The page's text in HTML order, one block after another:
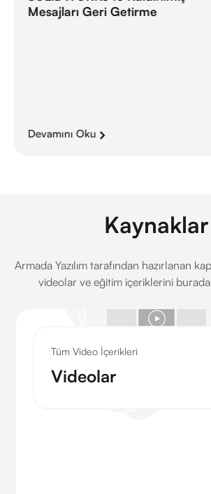
Geomagic for SOLIDWORKS’te
Dışa Aktarırken Çökme Sorunu
Devamını Oku
Kaynaklar
Armada Yazılım tarafından hazırlanan
videolar ve eğitim içeriklerini
Tüm Video İçerikleri
Videolar